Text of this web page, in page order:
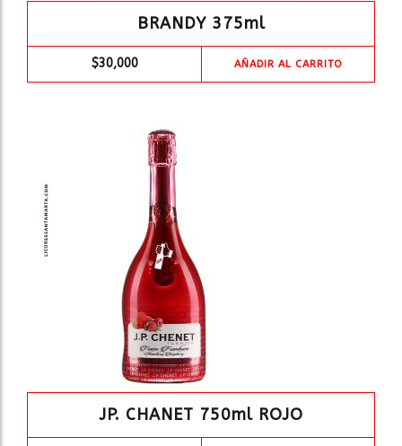
BRANDY 375ml
$30,000 AÑADIR AL CARRITO
JP. CHANET 750ml ROJO